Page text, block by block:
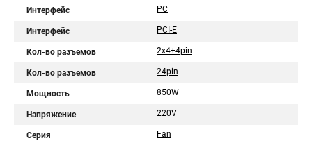
Интерфейс PC
Интерфейс PCI-E
Кол-во разъемов 2x4+4pin
Кол-во разъемов 24pin
Мощность 850W
Напряжение 220V
Серия Fan